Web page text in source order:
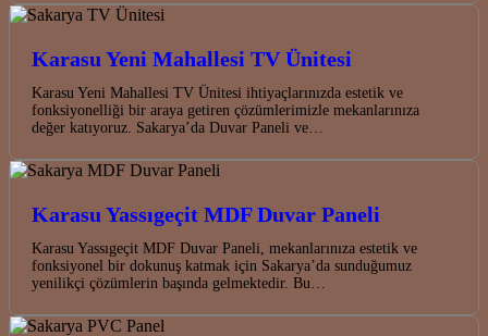
Karasu Yeni Mahallesi TV Ünitesi
Karasu Yeni Mahallesi TV Ünitesi ihtiyaçlarınızda estetik ve
fonksiyonelliği bir araya getiren çözümlerimizle mekanlarınıza
değer katıyoruz. Sakarya’da Duvar Paneli ve…
Karasu Yassıgeçit MDF Duvar Paneli
Karasu Yassıgeçit MDF Duvar Paneli, mekanlarınıza estetik ve
fonksiyonel bir dokunuş katmak için Sakarya’da sunduğumuz
yenilikçi çözümlerin başında gelmektedir. Bu…